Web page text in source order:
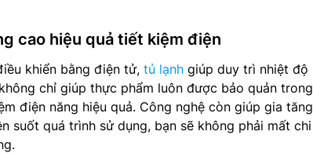
cao hiệu quả tiết kiệm điện
khiển bằng điện tử, tủ lạnh giúp duy trì nhiệt độ
chỉ giúp thực phẩm luôn được bảo quản trong
điện năng hiệu quả. Công nghệ còn giúp gia tăng
suốt quá trình sử dụng, bạn sẽ không phải mất chi